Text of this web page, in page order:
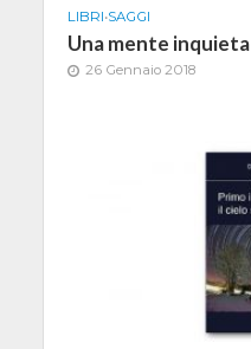
LIBRI•SAGGI
Una mente inquieta
26 Gennaio 2018